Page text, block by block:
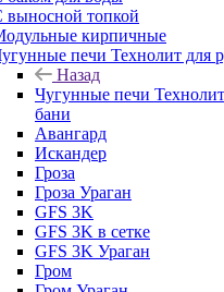
выносной топкой
кирпичные
печи Технолит для
Назад
Чугунные печи
бани
Авангард
Искандер
Гроза
Гроза Ураган
GFS 3K
GFS 3K в сетке
GFS 3K Ураган
Гром